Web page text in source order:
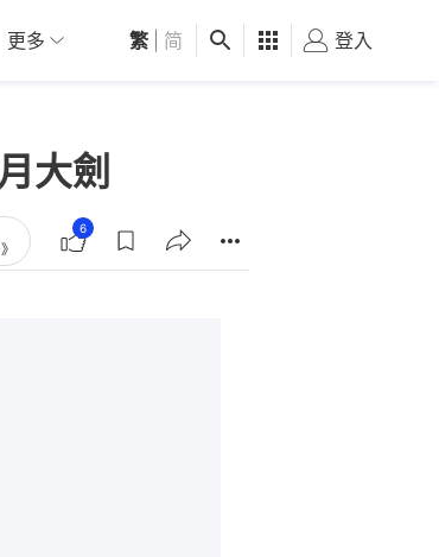
01深圳 觀點 健康 好食玩飛
更多 繁 简 登入
大劍
6